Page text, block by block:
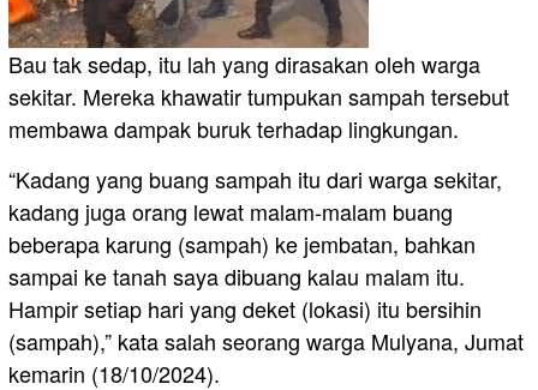
Bau tak sedap, itu lah yang dirasakan oleh warga
sekitar. Mereka khawatir tumpukan sampah tersebut
membawa dampak buruk terhadap lingkungan.
“Kadang yang buang sampah itu dari warga sekitar,
kadang juga orang lewat malam-malam buang
beberapa karung (sampah) ke jembatan, bahkan
sampai ke tanah saya dibuang kalau malam itu.
Hampir setiap hari yang deket (lokasi) itu bersihin
(sampah),” kata salah seorang warga Mulyana, Jumat
kemarin (18/10/2024).